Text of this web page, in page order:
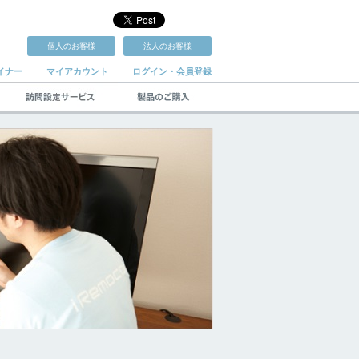
個人のお客様 法人のお客様
ナー マイアカウント ログイン・会員登録